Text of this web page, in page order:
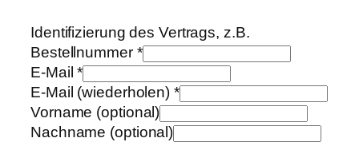
Identifizierung des Vertrags, z.B.
Bestellnummer *
E-Mail*
E-Mail (wiederholen) *
Vorname (optional)
Nachname (optional)